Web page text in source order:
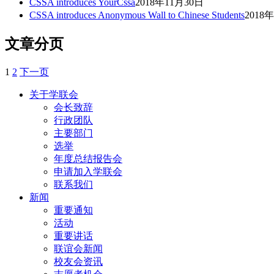
CSSA introduces Anonymous Wall to Chinese Students2018
文章分页
1 2 下一页
关于学联会
会长致辞
行政团队
主要部门
选举
年度总结报告会
申请加入学联会
联系我们
新闻
重要通知
活动
重要讲话
联谊会新闻
校友会资讯